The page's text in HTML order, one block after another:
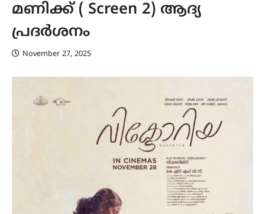
മണിക്ക് ( Screen 2) ആദ്യ
പ്രദർശനം
November 27, 2025